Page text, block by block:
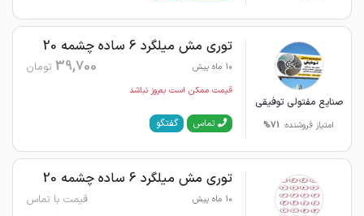
صنایع مفتولی توفیقی
امتیاز فروشنده: 71%
توری مش میلگرد 6 ساده چشمه 20
10 ماه پیش 39,700 تومان
قیمت ممکن است به‌روز نباشد
تماس گفتگو
توری مش میلگرد 6 ساده چشمه 20
10 ماه پیش قیمت با تماس